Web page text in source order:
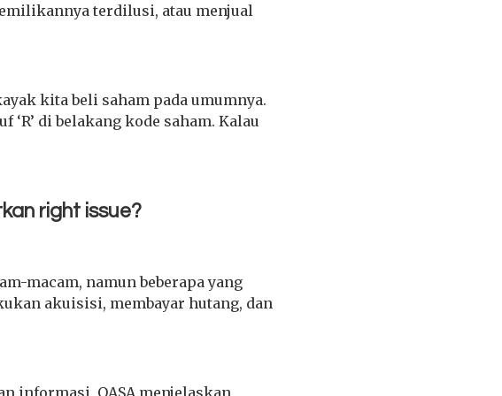
terdilusi, atau menjual
kita beli saham pada umumnya.
di belakang kode saham. Kalau
right issue?
macam, namun beberapa yang
akuisisi, membayar hutang, dan
informasi, OASA menjelaskan